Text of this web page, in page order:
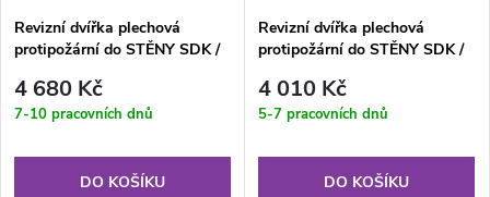
Revizní dvířka plechová
protipožární do STĚNY SDK /
4 680 Kč
7-10 pracovních dnů
DO KOŠÍKU
Revizní dvířka plechová
protipožární do STĚNY SDK /
4 010 Kč
5-7 pracovních dnů
DO KOŠÍKU